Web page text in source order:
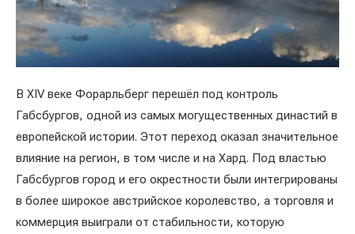
В XIV веке Форарльберг перешёл под контроль
Габсбургов, одной из самых могущественных династий в
европейской истории. Этот переход оказал значительное
влияние на регион, в том числе и на Хард. Под властью
Габсбургов город и его окрестности были интегрированы
в более широкое австрийское королевство, а торговля и
коммерция выиграли от стабильности, которую